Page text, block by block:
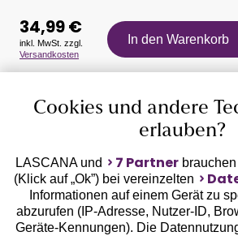
Auszeichnungen
Geprüfte Sicherheit
34,99 €
inkl. MwSt. zzgl.
Versandkosten
In den Warenkorb
Cookies und andere
erlauben?
LASCANA und 7 Partnerbrauchen
(Klick auf „Ok”) bei vereinzelten
Informationen auf einem Gerät zu
abzurufen (IP-Adresse, Nutzer-ID,
Geräte-Kennungen). Die